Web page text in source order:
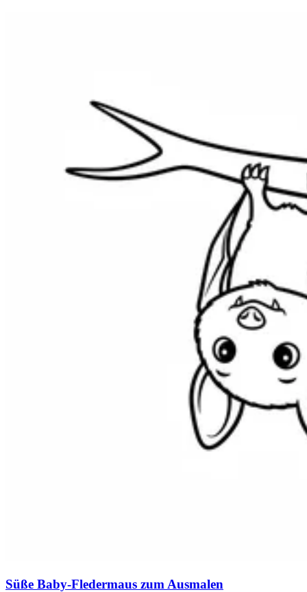
Süße Baby-Fledermaus zum Ausmalen